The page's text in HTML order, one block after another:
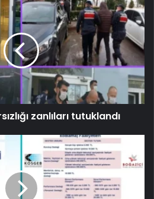
zanlıları tutuklandı